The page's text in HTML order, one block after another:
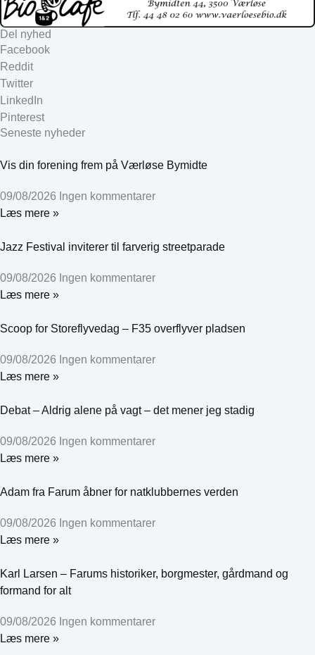
Del nyhed
Facebook
Reddit
Twitter
LinkedIn
Pinterest
Seneste nyheder
Vis din forening frem på Værløse Bymidte
09/08/2026 Ingen kommentarer
Læs mere »
Jazz Festival inviterer til farverig streetparade
09/08/2026 Ingen kommentarer
Læs mere »
Scoop for Storeflyvedag – F35 overflyver pladsen
09/08/2026 Ingen kommentarer
Læs mere »
Debat – Aldrig alene på vagt – det mener jeg stadig
09/08/2026 Ingen kommentarer
Læs mere »
Adam fra Farum åbner for natklubbernes verden
09/08/2026 Ingen kommentarer
Læs mere »
Karl Larsen – Farums historiker, borgmester, gårdmand og
formand for alt
09/08/2026 Ingen kommentarer
Læs mere »